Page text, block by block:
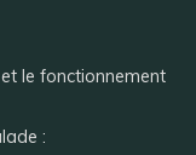
le fonctionnement
: